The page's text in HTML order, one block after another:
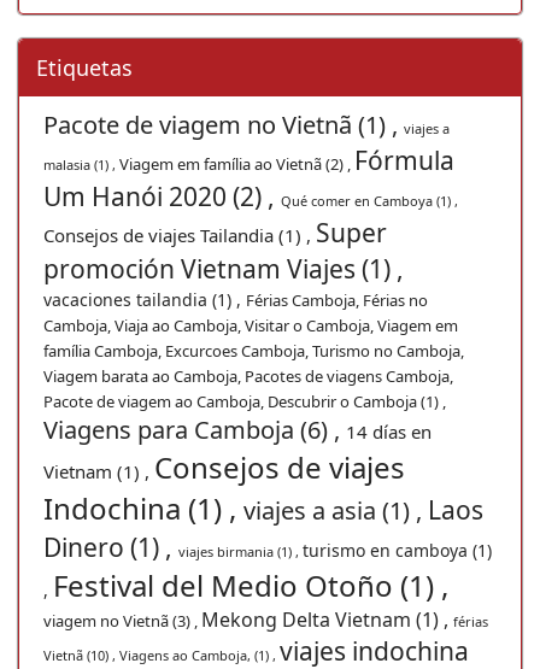
Etiquetas
Pacote de viagem no Vietnã (1) , viajes a
malasia (1) , Viagem em família ao Vietnã (2) , Fórmula
Um Hanói 2020 (2) , Qué comer en Camboya (1) ,
Consejos de viajes Tailandia (1) , Super
promoción Vietnam Viajes (1) ,
vacaciones tailandia (1) , Férias Camboja, Férias no
Camboja, Viaja ao Camboja, Visitar o Camboja, Viagem em
família Camboja, Excurcoes Camboja, Turismo no Camboja,
Viagem barata ao Camboja, Pacotes de viagens Camboja,
Pacote de viagem ao Camboja, Descubrir o Camboja (1) ,
Viagens para Camboja (6) , 14 días en
Vietnam (1) , Consejos de viajes
Indochina (1) , viajes a asia (1) , Laos
Dinero (1) , viajes birmania (1) , turismo en camboya (1)
, Festival del Medio Otoño (1) ,
viagem no Vietnã (3) , Mekong Delta Vietnam (1) , férias
Vietnã (10) , Viagens ao Camboja, (1) , viajes indochina